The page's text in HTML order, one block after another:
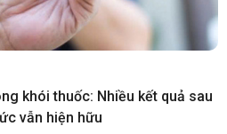
khói thuốc: Nhiều kết quả sau
vẫn hiện hữu